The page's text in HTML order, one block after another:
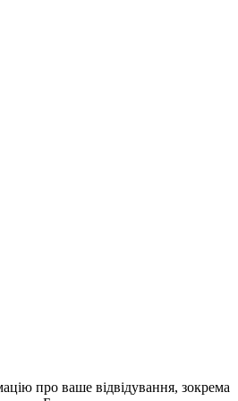
про ваше відвідування, зокрема